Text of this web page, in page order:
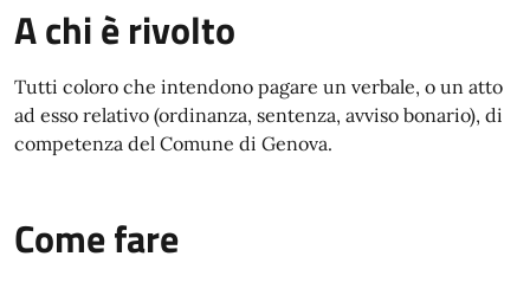
A chi è rivolto
Tutti coloro che intendono pagare un verbale, o un atto
ad esso relativo (ordinanza, sentenza, avviso bonario), di
competenza del Comune di Genova.
Come fare